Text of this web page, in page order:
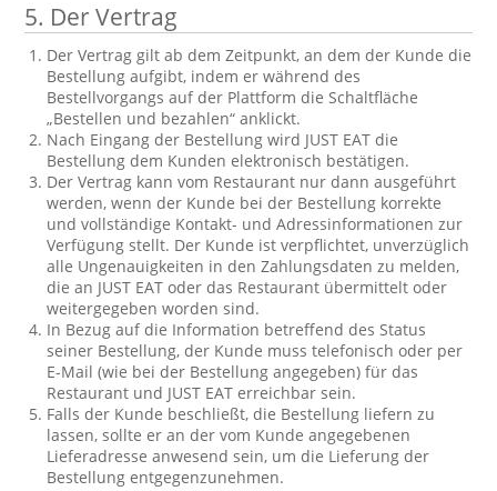
5. Der Vertrag
Der Vertrag gilt ab dem Zeitpunkt, an dem der Kunde die
Bestellung aufgibt, indem er während des
Bestellvorgangs auf der Plattform die Schaltfläche
„Bestellen und bezahlen“ anklickt.
Nach Eingang der Bestellung wird JUST EAT die
Bestellung dem Kunden elektronisch bestätigen.
Der Vertrag kann vom Restaurant nur dann ausgeführt
werden, wenn der Kunde bei der Bestellung korrekte
und vollständige Kontakt- und Adressinformationen zur
Verfügung stellt. Der Kunde ist verpflichtet, unverzüglich
alle Ungenauigkeiten in den Zahlungsdaten zu melden,
die an JUST EAT oder das Restaurant übermittelt oder
weitergegeben worden sind.
In Bezug auf die Information betreffend des Status
seiner Bestellung, der Kunde muss telefonisch oder per
E-Mail (wie bei der Bestellung angegeben) für das
Restaurant und JUST EAT erreichbar sein.
Falls der Kunde beschließt, die Bestellung liefern zu
lassen, sollte er an der vom Kunde angegebenen
Lieferadresse anwesend sein, um die Lieferung der
Bestellung entgegenzunehmen.